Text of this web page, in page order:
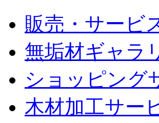
販売・サービ
無垢材ギャラ
ショッピング
木材加工サー